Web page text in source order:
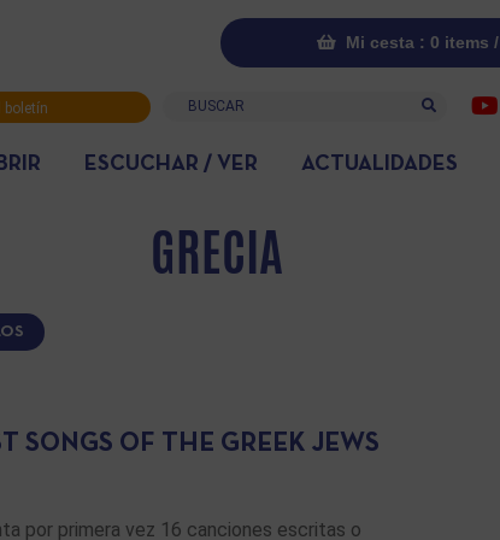
Mi cesta : 0 items /
boletín
Buscar
ESCUCHAR / VER ACTUALIDADES
GRECIA
SONGS OF THE GREEK JEWS
por primera vez 16 canciones escritas o